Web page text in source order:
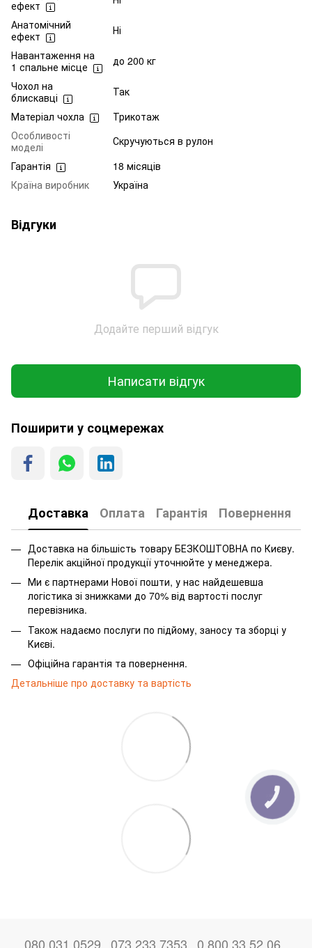
ефект
Анатомічний
ефект
Ні
Навантаження на
1 спальне місце
до 200 кг
Чохол на
блискавці
Так
Матеріал чохла
Трикотаж
Особливості
моделі
Скручуються в рулон
Гарантія
18 місяців
Країна виробник
Україна
Відгуки
Додайте перший відгук
Написати відгук
Поширити у соцмережах
Доставка Оплата Гарантія Повернення
Доставка на більшість товару БЕЗКОШТОВНА по Києву.
Перелік акційної продукції уточнюйте у менеджера.
Ми є партнерами Нової пошти, у нас найдешевша
логістика зі знижками до 70% від вартості послуг
перевізника.
Також надаємо послуги по підйому, заносу та зборці у
Києві.
Офіційна гарантія та повернення.
Детальніше про доставку та вартість
080 031 0529 073 233 7353 0 800 33 52 06